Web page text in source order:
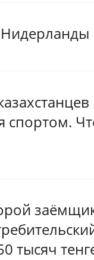
спортом.
тысяч